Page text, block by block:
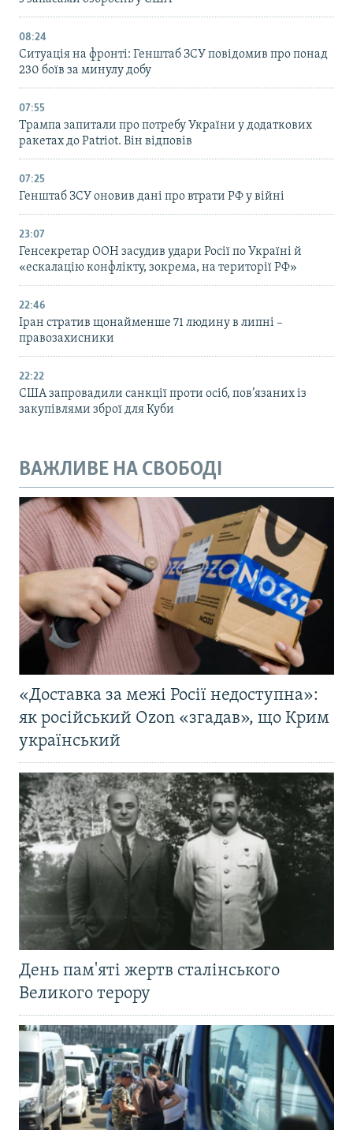
08:24
Ситуація на фронті: Генштаб ЗСУ повідомив про понад
230 боїв за минулу добу
07:55
Трампа запитали про потребу України у додаткових
ракетах до Patriot. Він відповів
07:25
Генштаб ЗСУ оновив дані про втрати РФ у війні
23:07
Генсекретар ООН засудив удари Росії по Україні й
«ескалацію конфлікту, зокрема, на території РФ»
22:46
Іран стратив щонайменше 71 людину в липні –
правозахисники
22:22
США запровадили санкції проти осіб, пов’язаних із
закупівлями зброї для Куби
ВАЖЛИВЕ НА СВОБОДІ
«Доставка за межі Росії недоступна»:
як російський Ozon «згадав», що Крим
український
День пам'яті жертв сталінського
Великого терору